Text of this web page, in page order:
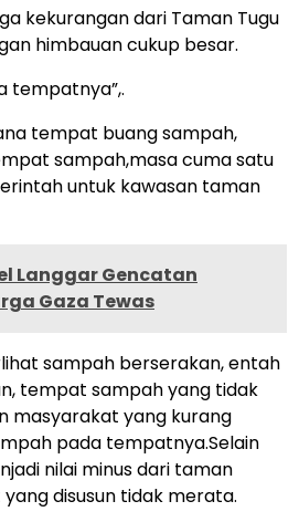
kekurangan dari Taman Tugu
himbauan cukup besar.
tempatnya”,.
tempat buang sampah,
sampah,masa cuma satu
untuk kawasan taman
Langgar Gencatan
Gaza Tewas
sampah berserakan, entah
tempat sampah yang tidak
masyarakat yang kurang
pada tempatnya.Selain
nilai minus dari taman
disusun tidak merata.